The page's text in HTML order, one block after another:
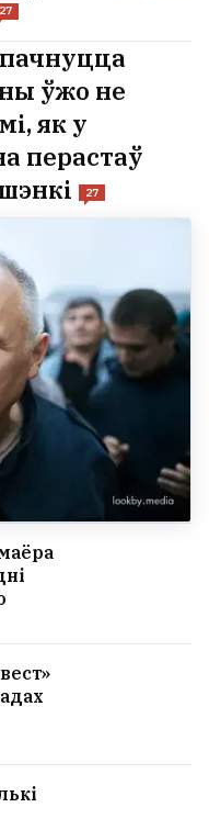
27
пачнуцца
ўжо не
як у
перастаў
27